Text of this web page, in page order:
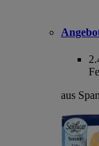
aus